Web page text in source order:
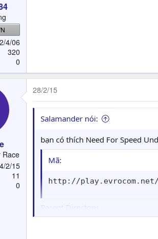
4/06
320
0
Race
2/15
11
0
28/2/15
Salamander nói:
bạn có thích Need For Speed
Mã:
http://play.evrocom.net/dl/
Parent Directory -
01 - SNOOP DOGG FT THE